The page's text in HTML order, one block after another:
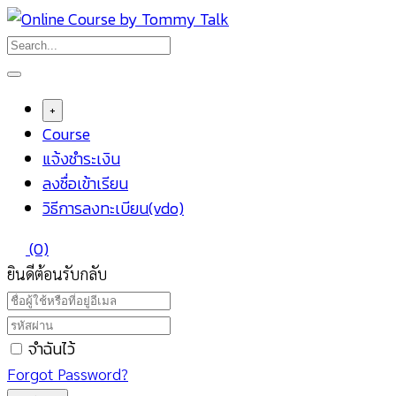
Skip
to
content
+
Course
แจ้งชำระเงิน
ลงชื่อเข้าเรียน
วิธีการลงทะเบียน(vdo)
(0)
ยินดีต้อนรับกลับ
จำฉันไว้
Forgot Password?